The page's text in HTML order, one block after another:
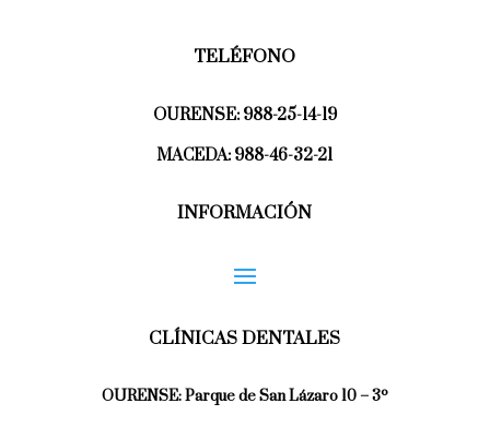
TELÉFONO
OURENSE: 988-25-14-19
MACEDA: 988-46-32-21
INFORMACIÓN
CLÍNICAS DENTALES
OURENSE:Parque de San Lázaro 10 – 3º